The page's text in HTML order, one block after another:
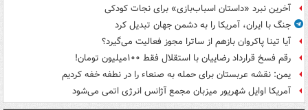
آخرین نبرد «داستان اسباب‌بازی» برای نجات کودکی
جنگ با ایران، آمریکا را به دشمن جهان تبدیل کرد
آیا تینا پاکروان بازهم از ساترا مجوز فعالیت می‌گیرد؟
رقم فسخ قرارداد رضاییان با استقلال فقط ۱۰۰میلیون تومان!
یمن: نقشه عربستان برای حمله به صنعاء را در نطفه خفه کردیم
آمریکا اوایل شهریور میزبان مجمع آژانس انرژی اتمی می‌شود